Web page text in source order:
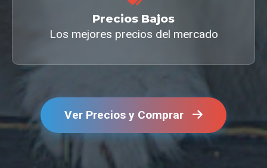
Precios Bajos
Los mejores precios del mercado
Ver Precios y Comprar